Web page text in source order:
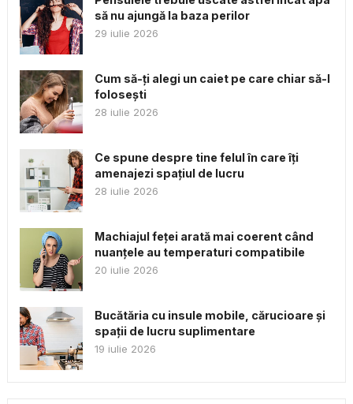
să nu ajungă la baza perilor
29 iulie 2026
Cum să-ți alegi un caiet pe care chiar să-l
folosești
28 iulie 2026
Ce spune despre tine felul în care îți
amenajezi spațiul de lucru
28 iulie 2026
Machiajul feței arată mai coerent când
nuanțele au temperaturi compatibile
20 iulie 2026
Bucătăria cu insule mobile, cărucioare și
spații de lucru suplimentare
19 iulie 2026